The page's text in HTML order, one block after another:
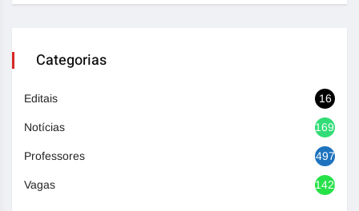
Categorias
Editais 16
Notícias 1692
Professores 497
Vagas 1420